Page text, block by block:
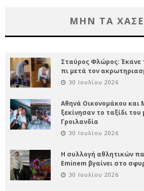
ΜΗΝ ΤΑ
Σταύρος Φλώρος:
πι μετά τον
30 Ιουλίου 2026
Αθηνά Οικονομάκου και
ξεκίνησαν το ταξίδι
Γροιλανδία
30 Ιουλίου 2026
Η συλλογή αθλητικών
Eminem βγαίνει στο
30 Ιουλίου 2026